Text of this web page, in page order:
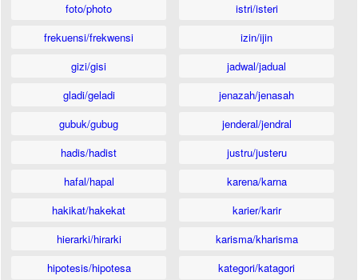
foto/photo
frekuensi/frekwensi
gizi/gisi
gladi/geladi
gubuk/gubug
hadis/hadist
hafal/hapal
hakikat/hakekat
hierarki/hirarki
hipotesis/hipotesa
istri/isteri
izin/ijin
jadwal/jadual
jenazah/jenasah
jenderal/jendral
justru/justeru
karena/karna
karier/karir
karisma/kharisma
kategori/katagori